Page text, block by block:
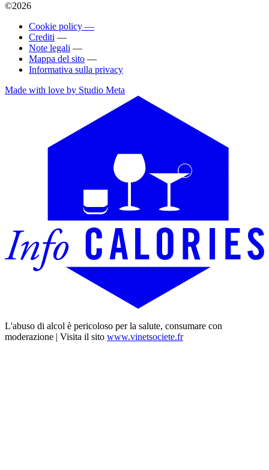
©2026
Cookie policy —
Crediti —
Note legali —
Mappa del sito —
Informativa sulla privacy
Made with love by Studio Meta
L'abuso di alcol è pericoloso per la salute, consumare con
moderazione | Visita il sito www.vinetsociete.fr